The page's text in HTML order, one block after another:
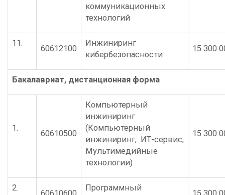
коммуникационных
технологий
11.
60612100
Инжиниринг
кибербезопасности
15 300
Бакалавриат, дистанционная форма
1.
60610500
Компьютерный
инжиниринг
(Компьютерный
инжиниринг, ИТ-сервис,
Мультимедийные
технологии)
15 300
2.
60610600
Программный
15 300